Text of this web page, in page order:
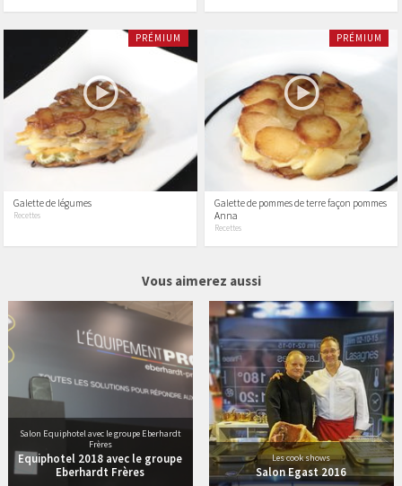
PRÉMIUM
Galette de légumes
Recettes
PRÉMIUM
Galette de pommes de terre façon pommes
Anna
Recettes
Vous aimerez aussi
Salon Equiphotel avec le groupe Eberhardt
Frères
Equiphotel 2018 avec le groupe
Eberhardt Frères
Les cook shows
Salon Egast 2016
34 vidéos